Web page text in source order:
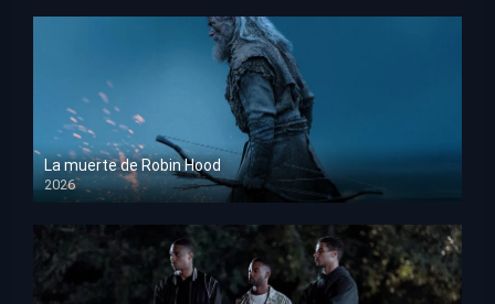
La muerte de Robin Hood
2026
HD 1080p